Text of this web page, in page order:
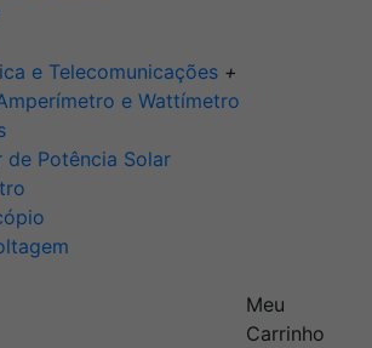
e Telecomunicações +
e Wattímetro
de Potência Solar
Meu
Carrinho